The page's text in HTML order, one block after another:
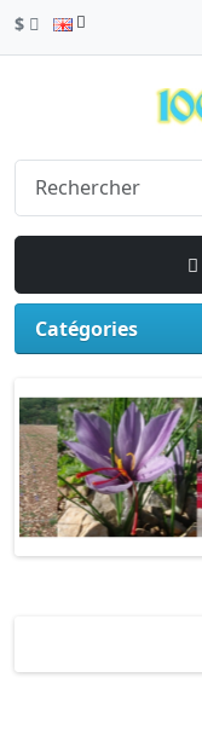
$
Catégories